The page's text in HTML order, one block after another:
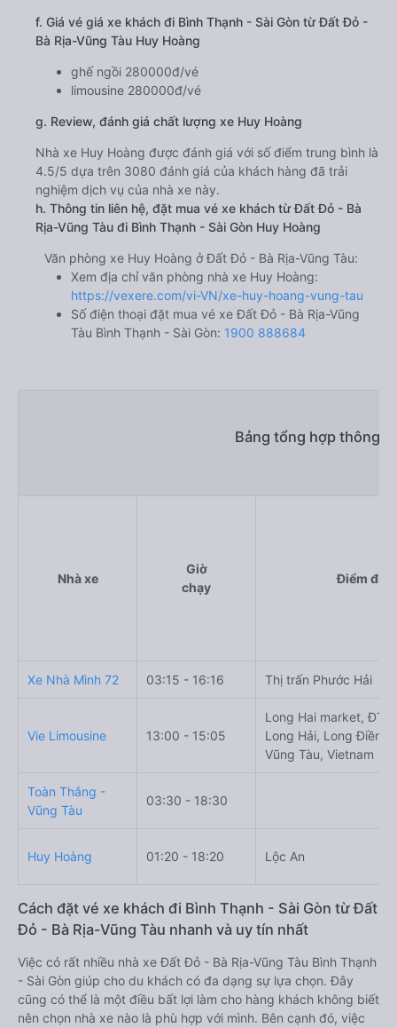
f. Giá vé giá xe khách đi Bình Thạnh - Sài Gòn từ Đất Đỏ -
Bà Rịa-Vũng Tàu Huy Hoàng
ghế ngồi 280000đ/vé
limousine 280000đ/vé
g. Review, đánh giá chất lượng xe Huy Hoàng
Nhà xe Huy Hoàng được đánh giá với số điểm trung bình là
4.5/5 dựa trên 3080 đánh giá của khách hàng đã trải
nghiệm dịch vụ của nhà xe này.
h. Thông tin liên hệ, đặt mua vé xe khách từ Đất Đỏ - Bà
Rịa-Vũng Tàu đi Bình Thạnh - Sài Gòn Huy Hoàng
Văn phòng xe Huy Hoàng ở Đất Đỏ - Bà Rịa-Vũng Tàu:
Xem địa chỉ văn phòng nhà xe Huy Hoàng:
https://vexere.com/vi-VN/xe-huy-hoang-vung-tau
Số điện thoại đặt mua vé xe Đất Đỏ - Bà Rịa-Vũng
Tàu Bình Thạnh - Sài Gòn: 1900 888684
Bảng tổng hợp thông
Nhà xe
Giờ
chạy
Điểm đi
Xe Nhà Mình 72 03:15 - 16:16 Thị trấn Phước Hải
Vie Limousine 13:00 - 15:05
Long Hai market,
Long Hải, Long Điền,
Vũng Tàu, Vietnam
Toàn Thắng -
Vũng Tàu
03:30 - 18:30
Huy Hoàng 01:20 - 18:20 Lộc An
Cách đặt vé xe khách đi Bình Thạnh - Sài Gòn từ Đất
Đỏ - Bà Rịa-Vũng Tàu nhanh và uy tín nhất
Việc có rất nhiều nhà xe Đất Đỏ - Bà Rịa-Vũng Tàu Bình Thạnh
- Sài Gòn giúp cho du khách có đa dạng sự lựa chọn. Đây
cũng có thể là một điều bất lợi làm cho hàng khách không biết
nên chọn nhà xe nào là phù hợp với mình. Bên cạnh đó, việc